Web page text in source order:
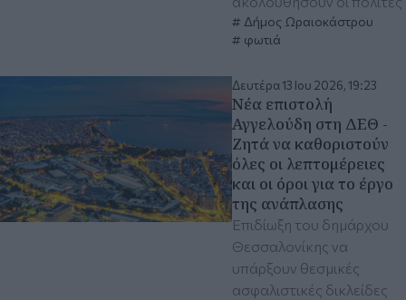
Δήμος Ωραιοκάστρου
φωτιά
Δευτέρα 13 Ιου 2026, 19:23
Νέα επιστολή
Αγγελούδη στη ΔΕΘ -
Ζητά να καθοριστούν
όλες οι λεπτομέρειες
και οι όροι για το έργο
της ανάπλασης
Επιδίωξη του δημάρχου
Θεσσαλονίκης να
υπάρξουν θεσμικές
ασφαλιστικές δικλείδες